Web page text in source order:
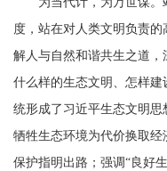
度，站在对人类文明负责
解人与自然和谐共生之道
什么样的生态文明、怎样
统形成了习近平生态文明思
牺牲生态环境为代价换取
保护指明出路；强调“良好